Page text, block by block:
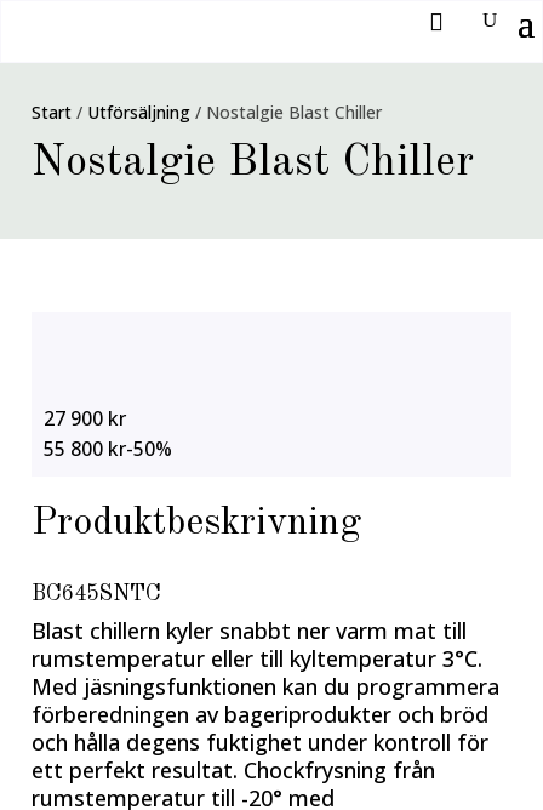
Start / Utförsäljning / Nostalgie Blast Chiller
Nostalgie Blast Chiller
Produktbeskrivning
BC645SNTC
Blast chillern kyler snabbt ner varm mat till
rumstemperatur eller till kyltemperatur 3°C.
Med jäsningsfunktionen kan du programmera
förberedningen av bageriprodukter och bröd
och hålla degens fuktighet under kontroll för
ett perfekt resultat. Chockfrysning från
rumstemperatur till -20° med
27 900 kr
55 800 kr-50%